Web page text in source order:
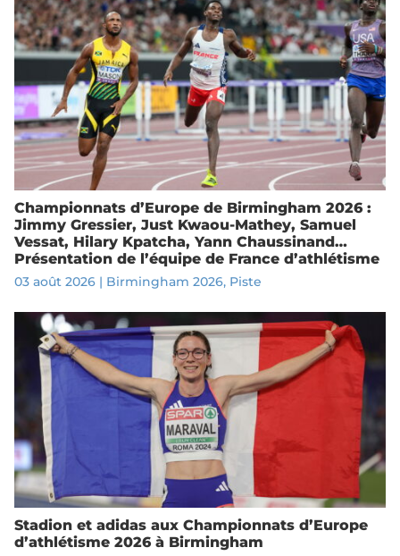
Championnats d’Europe de Birmingham 2026 :
Jimmy Gressier, Just Kwaou-Mathey, Samuel
Vessat, Hilary Kpatcha, Yann Chaussinand…
Présentation de l’équipe de France d’athlétisme
03 août 2026| Birmingham 2026, Piste
Stadion et adidas aux Championnats d’Europe
d’athlétisme 2026 à Birmingham